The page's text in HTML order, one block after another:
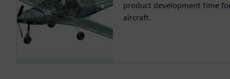
product development time
aircraft.